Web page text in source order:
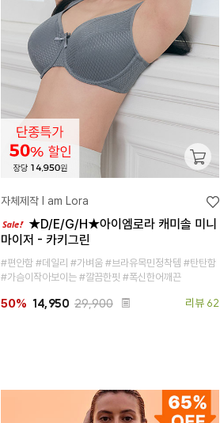
자체제작 I am Lora
★D/E/G/H★아이엠로라 캐미솔 미니
마이저 - 카키그린
#편안함 #데일리 #가벼움 #브라유목민정착템 #탄탄함
#가슴이작아보이는 #깔끔한핏 #폭신한어깨끈
50% 14,950 29,900 리뷰 62